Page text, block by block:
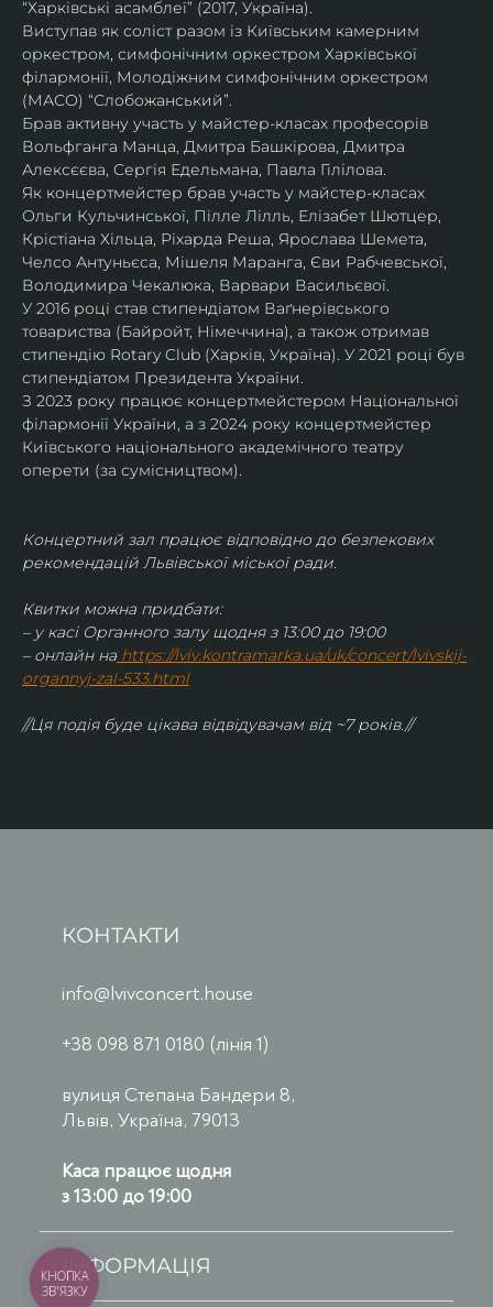
“Харківські асамблеї” (2017, Україна).
Виступав як соліст разом із Київським камерним
оркестром, симфонічним оркестром Харківської
філармонії, Молодіжним симфонічним оркестром
(МАСО) “Слобожанський”.
Брав активну участь у майстер-класах професорів
Вольфганга Манца, Дмитра Башкірова, Дмитра
Алексєєва, Сергія Едельмана, Павла Гілілова.
Як концертмейстер брав участь у майстер-класах
Ольги Кульчинської, Пілле Лілль, Елізабет Шютцер,
Крістіана Хільца, Ріхарда Реша, Ярослава Шемета,
Челсо Антуньєса, Мішеля Маранга, Єви Рабчевської,
Володимира Чекалюка, Варвари Васильєвої.
У 2016 році став стипендіатом Ваґнерівського
товариства (Байройт, Німеччина), а також отримав
стипендію Rotary Club (Харків, Україна). У 2021 році був
стипендіатом Президента України.
З 2023 року працює концертмейстером Національної
філармонії України, а з 2024 року концертмейстер
Київського національного академічного театру
оперети (за сумісництвом).
Концертний зал працює відповідно до безпекових
рекомендацій Львівської міської ради.
Квитки можна придбати:
– у касі Органного залу щодня з 13:00 до 19:00
– онлайн на https://lviv.kontramarka.ua/uk/concert/lvivskij-
organnyj-zal-533.html
//Ця подія буде цікава відвідувачам від ~7 років.//
КОНТАКТИ
info@lvivconcert.house
+38 098 871 0180 (лінія 1)
вулиця Степана Бандери 8,
Львів, Україна, 79013
Каса працює щодня
з 13:00 до 19:00
ІНФОРМАЦІЯ
КНОПКА
ЗВ'ЯЗКУ